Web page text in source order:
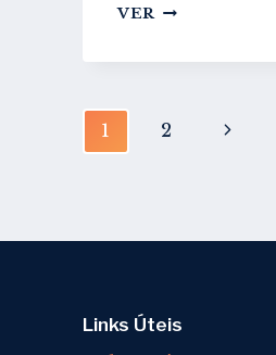
VER PURGATÓRIO
Page
1 2
Next
Links Úteis